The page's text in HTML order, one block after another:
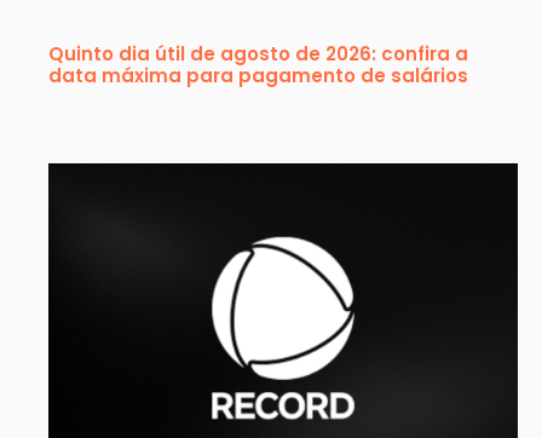
Quinto dia útil de agosto de 2026: confira a
data máxima para pagamento de salários